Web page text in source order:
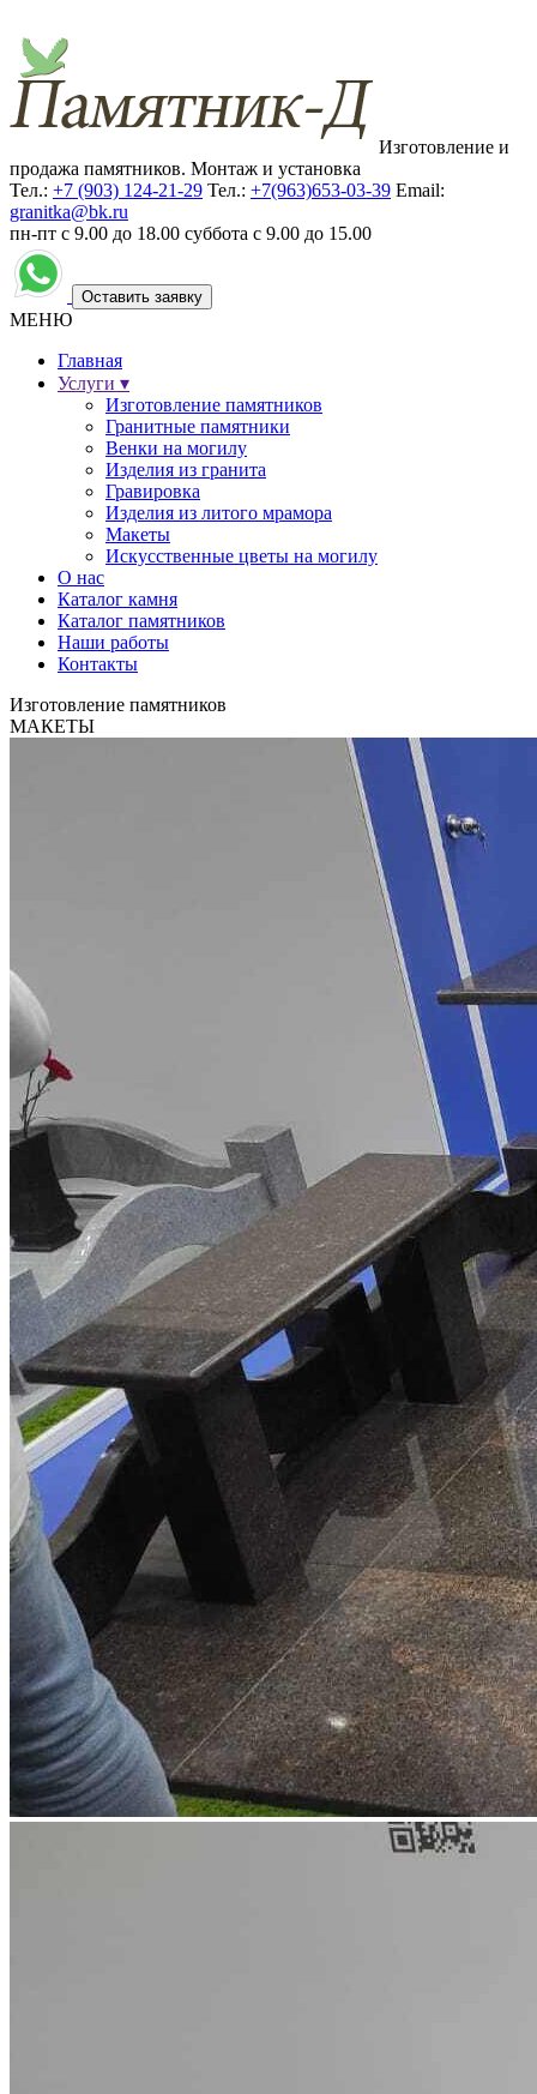
Изготовление и
продажа памятников. Монтаж и установка
Тел.: +7 (903) 124-21-29 Тел.: +7(963)653-03-39 Email:
granitka@bk.ru
пн-пт с 9.00 до 18.00 суббота с 9.00 до 15.00
Оставить заявку
МЕНЮ
Главная
Услуги ▾
Изготовление памятников
Гранитные памятники
Венки на могилу
Изделия из гранита
Гравировка
Изделия из литого мрамора
Макеты
Искусственные цветы на могилу
О нас
Каталог камня
Каталог памятников
Наши работы
Контакты
Изготовление памятников
МАКЕТЫ